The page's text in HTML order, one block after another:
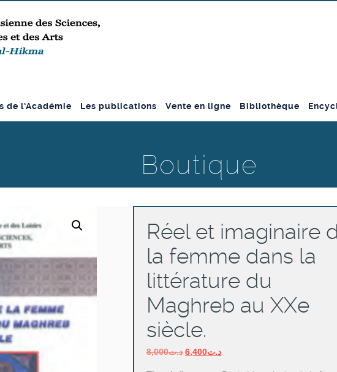
de l’Académie Les publications Vente en ligne Bibliothèque
Boutique
Réel et imaginaire
la femme dans la
littérature du
Maghreb au XXe
siècle.
د.ت8,000
Le
د.ت6,400
Le